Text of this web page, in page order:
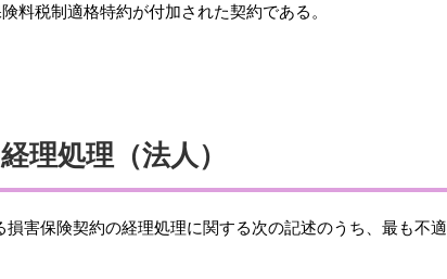
料税制適格特約が付加された契約である。
理処理（法人）
害保険契約の経理処理に関する次の記述のうち、最も不適